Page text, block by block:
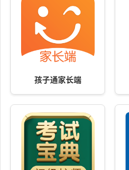
孩子通家长端